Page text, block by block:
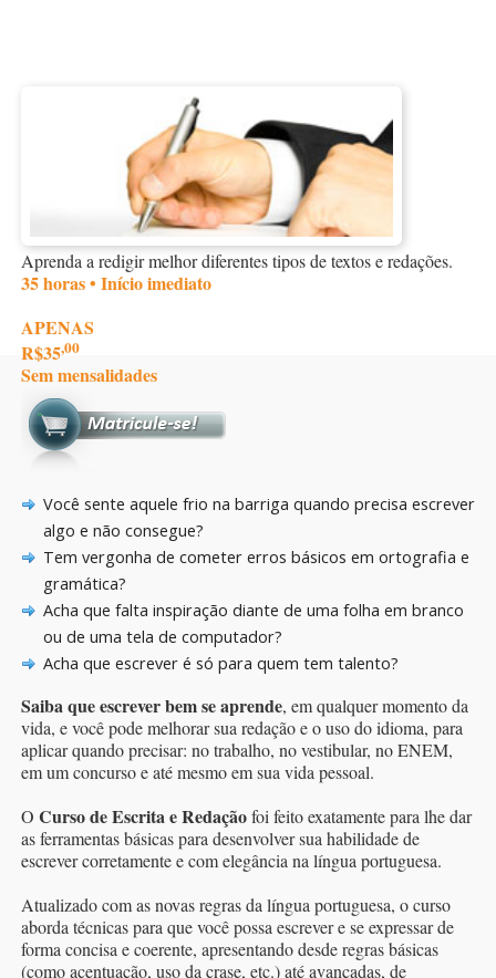
Aprenda a redigir melhor diferentes tipos de textos e redações.
35 horas • Início imediato
APENAS
R$35,00
Sem mensalidades
Você sente aquele frio na barriga quando precisa escrever
algo e não consegue?
Tem vergonha de cometer erros básicos em ortografia e
gramática?
Acha que falta inspiração diante de uma folha em branco
ou de uma tela de computador?
Acha que escrever é só para quem tem talento?
Saiba que escrever bem se aprende, em qualquer momento da
vida, e você pode melhorar sua redação e o uso do idioma, para
aplicar quando precisar: no trabalho, no vestibular, no ENEM,
em um concurso e até mesmo em sua vida pessoal.
O Curso de Escrita e Redaçãofoi feito exatamente para lhe dar
as ferramentas básicas para desenvolver sua habilidade de
escrever corretamente e com elegância na língua portuguesa.
Atualizado com as novas regras da língua portuguesa, o curso
aborda técnicas para que você possa escrever e se expressar de
forma concisa e coerente, apresentando desde regras básicas
(como acentuação, uso da crase, etc.) até avançadas, de